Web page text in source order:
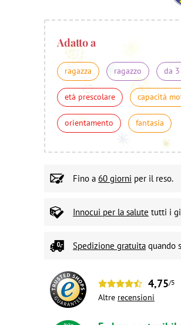
Adatto a
ragazza ragazzo da
età prescolare capacità
orientamento fantasia
Fino a 60 giorni per il reso.
Innocui per la salute tutti i
Spedizione gratuita quando
4,75/5
Altre recensioni